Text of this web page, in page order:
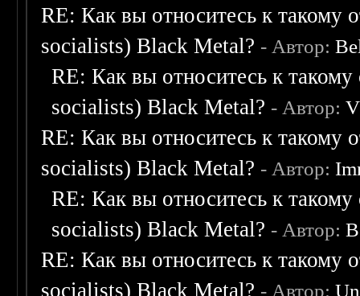
RE: Как вы относитесь к такому
socialists) Black Metal? - Автор:
RE: Как вы относитесь к
socialists) Black Metal? - Автор:
RE: Как вы относитесь к такому
socialists) Black Metal? - Автор:
RE: Как вы относитесь к
socialists) Black Metal? - Автор:
RE: Как вы относитесь к такому
socialists) Black Metal? - Автор: